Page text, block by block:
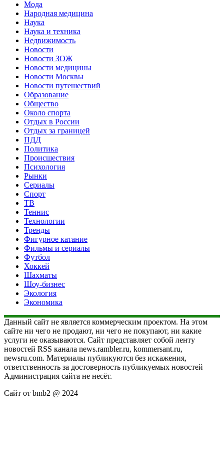
Мода
Народная медицина
Наука
Наука и техника
Недвижимость
Новости
Новости ЗОЖ
Новости медицины
Новости Москвы
Новости путешествий
Образование
Общество
Около спорта
Отдых в России
Отдых за границей
ПДД
Политика
Происшествия
Психология
Рынки
Сериалы
Спорт
ТВ
Теннис
Технологии
Тренды
Фигурное катание
Фильмы и сериалы
Футбол
Хоккей
Шахматы
Шоу-бизнес
Экология
Экономика
Данный сайт не является коммерческим проектом. На этом
сайте ни чего не продают, ни чего не покупают, ни какие
услуги не оказываются. Сайт представляет собой ленту
новостей RSS канала news.rambler.ru, kommersant.ru,
newsru.com. Материалы публикуются без искажения,
ответственность за достоверность публикуемых новостей
Администрация сайта не несёт.
Сайт от bmb2 @ 2024